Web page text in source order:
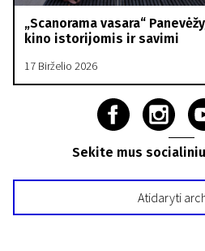
„Scanorama vasara“
kino istorijomis ir savimi
17 Birželio 2026
Sekite mus
Atidaryti